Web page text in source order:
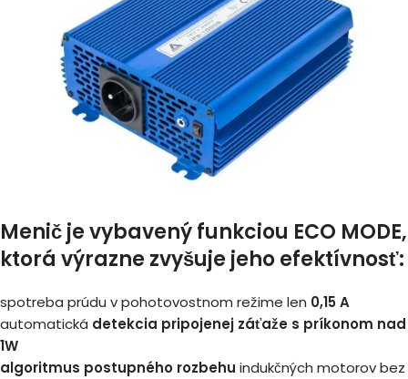
Menič je vybavený funkciou ECO MODE,
ktorá výrazne zvyšuje jeho efektívnosť:
spotreba prúdu v pohotovostnom režime len 0,15 A
automatická detekcia pripojenej záťaže s príkonom nad
1W
algoritmus postupného rozbehu indukčných motorov bez